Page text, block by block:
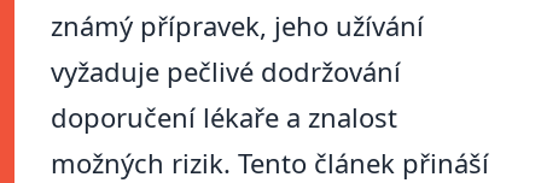
známý přípravek, jeho užívání
vyžaduje pečlivé dodržování
doporučení lékaře a znalost
možných rizik. Tento článek přináší